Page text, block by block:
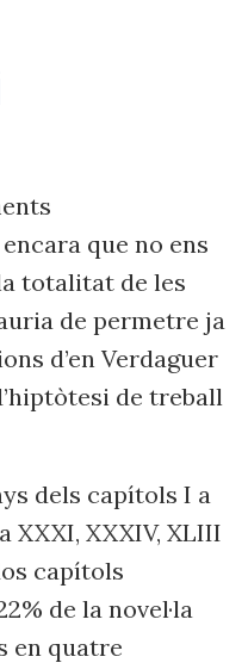
que no ens
totalitat de les
de permetre ja
d’en Verdaguer
de treball
dels capítols I a
XXXI, XXXIV, XLIII
capítols
de la novel·la
en quatre